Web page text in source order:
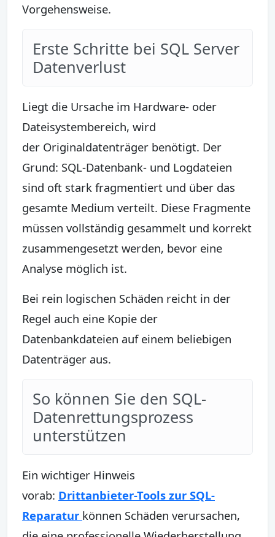
Vorgehensweise.
Erste Schritte bei SQL Server
Datenverlust
Liegt die Ursache im Hardware- oder
Dateisystembereich, wird
der Originaldatenträger benötigt. Der
Grund: SQL-Datenbank- und Logdateien
sind oft stark fragmentiert und über das
gesamte Medium verteilt. Diese Fragmente
müssen vollständig gesammelt und korrekt
zusammengesetzt werden, bevor eine
Analyse möglich ist.
Bei rein logischen Schäden reicht in der
Regel auch eine Kopie der
Datenbankdateien auf einem beliebigen
Datenträger aus.
So können Sie den SQL-
Datenrettungsprozess
unterstützen
Ein wichtiger Hinweis
vorab: Drittanbieter-Tools zur SQL-
Reparatur können Schäden verursachen,